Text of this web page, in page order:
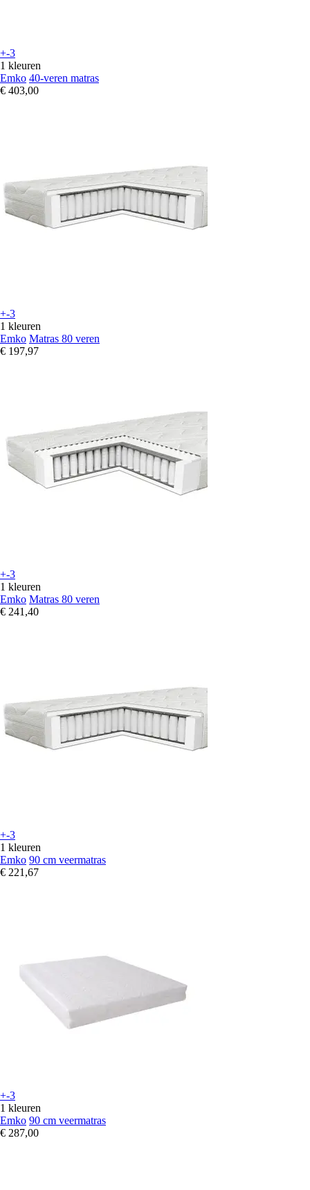
+-3
1 kleuren
Emko 40-veren matras
€ 403,00
+-3
1 kleuren
Emko Matras 80 veren
€ 197,97
+-3
1 kleuren
Emko Matras 80 veren
€ 241,40
+-3
1 kleuren
Emko 90 cm veermatras
€ 221,67
+-3
1 kleuren
Emko 90 cm veermatras
€ 287,00